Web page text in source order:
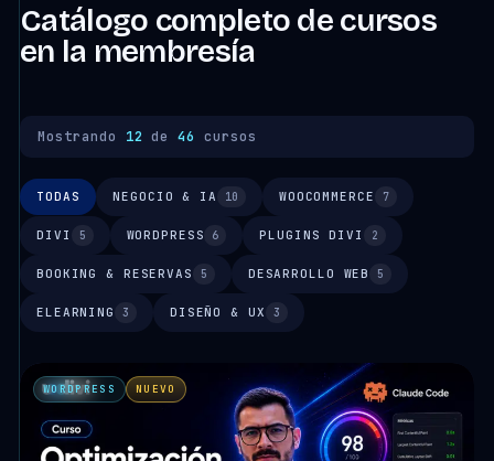
Catálogo completo de cursos
en la membresía
Mostrando 12 de46 cursos
TODAS NEGOCIO & IA 10 WOOCOMMERCE 7
DIVI 5 WORDPRESS 6 PLUGINS DIVI 2
BOOKING & RESERVAS 5 DESARROLLO WEB 5
ELEARNING 3 DISEÑO & UX 3
WORDPRESS NUEVO